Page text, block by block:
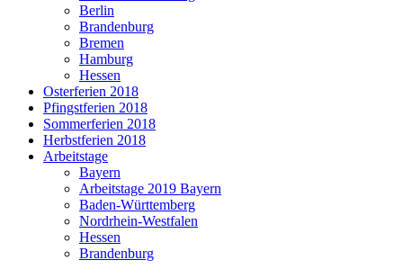
Berlin
Brandenburg
Bremen
Hamburg
Hessen
Osterferien 2018
Pfingstferien 2018
Sommerferien 2018
Herbstferien 2018
Arbeitstage
Bayern
Arbeitstage 2019 Bayern
Baden-Württemberg
Nordrhein-Westfalen
Hessen
Brandenburg